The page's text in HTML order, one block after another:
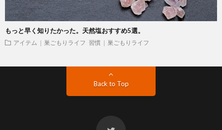
もっと早く知りたかった。天然塩おすすめ5選。
アイテム | 巣ごもりライフ 習慣 | 巣ごもりライフ
Back to Top